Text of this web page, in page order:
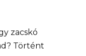
zacskó
Történt